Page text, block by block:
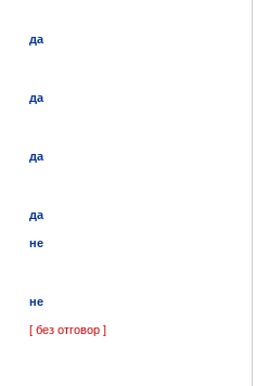
да
да
да
да
не
не
[ без отговор ]